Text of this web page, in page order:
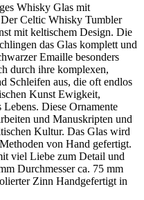
Whisky Glas mit
Celtic Whisky Tumbler
mit keltischem Design. Die
das Glas komplett und
Emaille besonders
durch ihre komplexen,
Schleifen aus, die oft endlos
Kunst Ewigkeit,
Diese Ornamente
und Manuskripten und
Kultur. Das Glas wird
von Hand gefertigt.
viel Liebe zum Detail und
Durchmesser ca. 75 mm
Zinn Handgefertigt in